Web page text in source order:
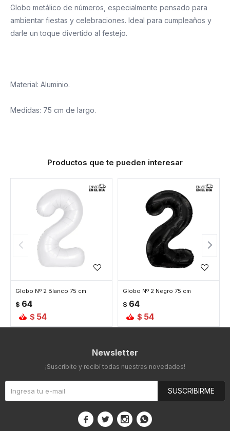
Globo metálico de números, especialmente pensado para
ambientar fiestas y celebraciones. Ideal para cumpleaños y
darle un toque divertido al festejo.
Material: Aluminio.
Medidas: 75 cm de largo.
Productos que te pueden interesar
Globo Nº 2 Blanco 75 cm
$ 64
$ 54
Globo Nº 2 Negro 75 cm
$ 64
$ 54
Newsletter
¡Suscribite y recibí todas nuestras novedades!
SUSCRIBIRME
   